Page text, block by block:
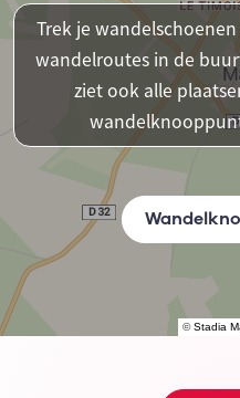
©Stadia
Trek je
wandelroutes in de
ziet ook alle